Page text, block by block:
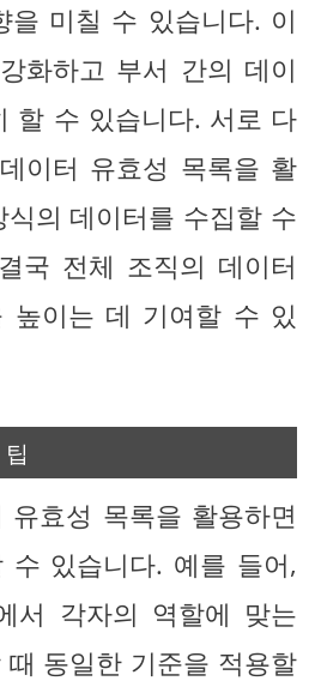
을 미칠 수 있습니다. 이
화하고 부서 간의 데이
할 수 있습니다. 서로 다
이터 유효성 목록을 활
의 데이터를 수집할 수
국 전체 조직의 데이터
높이는 데 기여할 수 있
유효성 목록을 활용하면
수 있습니다. 예를 들어,
서 각자의 역할에 맞는
동일한 기준을 적용할